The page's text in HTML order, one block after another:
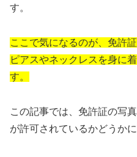
す。
ここで気になるのが、免許
ピアスやネックレスを身に
す。
この記事では、免許証の写
が許可されているかどうか